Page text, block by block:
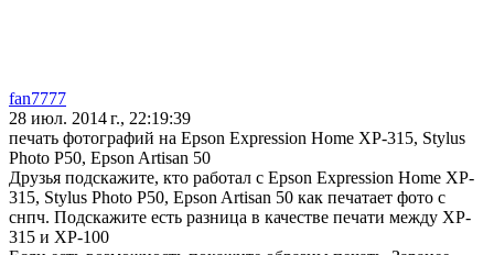
fan7777
28 июл. 2014 г., 22:19:39
печать фотографий на Epson Expression Home XP-315, Stylus
Photo P50, Epson Artisan 50
Друзья подскажите, кто работал с Epson Expression Home XP-
315, Stylus Photo P50, Epson Artisan 50 как печатает фото с
снпч. Подскажите есть разница в качестве печати между XP-
315 и XP-100